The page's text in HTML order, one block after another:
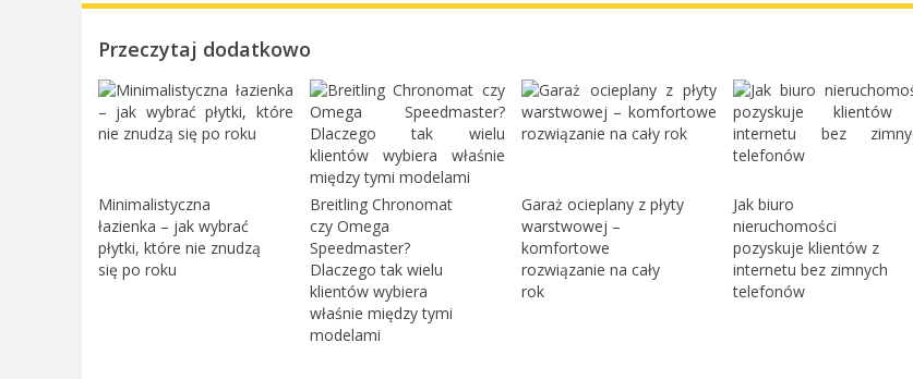
Przeczytaj dodatkowo
Minimalistyczna
łazienka – jak wybrać
płytki, które nie znudzą
się po roku
Breitling Chronomat
czy Omega
Speedmaster?
Dlaczego tak wielu
klientów wybiera
właśnie między tymi
modelami
Garaż ocieplany z płyty
warstwowej –
komfortowe
rozwiązanie na cały
rok
Jak biuro
nieruchomości
pozyskuje klientów z
internetu bez zimnych
telefonów